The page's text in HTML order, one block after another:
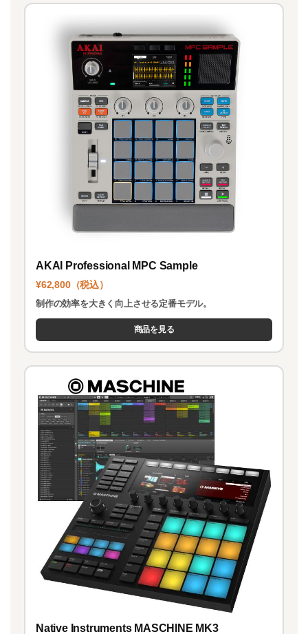
AKAI Professional MPC Sample
¥62,800（税込）
制作の効率を大きく向上させる定番モデル。
商品を見る
Native Instruments MASCHINE MK3